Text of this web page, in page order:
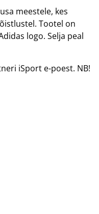
meestele, kes
Tootel on
logo. Selja peal
iSport e-poest. NB!